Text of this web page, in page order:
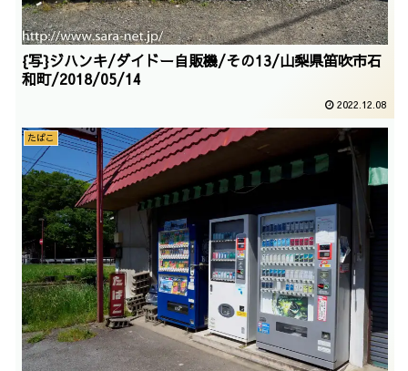
{写}ジハンキ/ダイドー自販機/その13/山梨県笛吹市石
和町/2018/05/14
2022.12.08
たばこ